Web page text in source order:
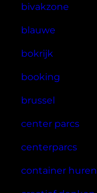
bivakzone
blauwe
bokrijk
booking
brussel
center parcs
centerparcs
container huren